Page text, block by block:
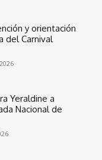
y orientación
del Carnival
Yeraldine a
Nacional de